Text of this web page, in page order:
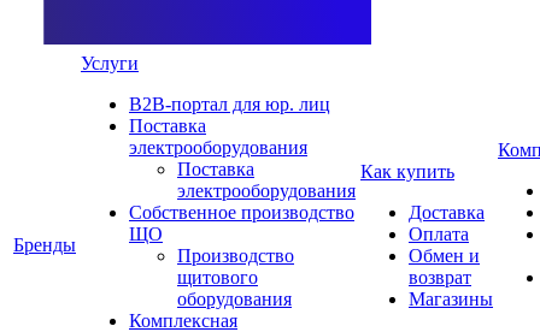
Бренды
Услуги
B2B-портал для юр. лиц
Поставка
электрооборудования
Поставка
электрооборудования
Собственное производство
ЩО
Производство
щитового
оборудования
Комплексная
Как купить
Доставка
Оплата
Обмен и
возврат
Магазины